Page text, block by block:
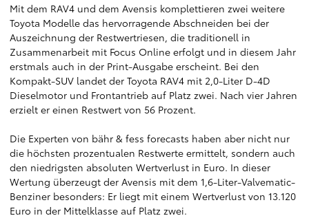
Mit dem RAV4 und dem Avensis komplettieren zwei weitere
Toyota Modelle das hervorragende Abschneiden bei der
Auszeichnung der Restwertriesen, die traditionell in
Zusammenarbeit mit Focus Online erfolgt und in diesem Jahr
erstmals auch in der Print-Ausgabe erscheint. Bei den
Kompakt-SUV landet der Toyota RAV4 mit 2,0-Liter D-4D
Dieselmotor und Frontantrieb auf Platz zwei. Nach vier Jahren
erzielt er einen Restwert von 56 Prozent.
Die Experten von bähr & fess forecasts haben aber nicht nur
die höchsten prozentualen Restwerte ermittelt, sondern auch
den niedrigsten absoluten Wertverlust in Euro. In dieser
Wertung überzeugt der Avensis mit dem 1,6-Liter-Valvematic-
Benziner besonders: Er liegt mit einem Wertverlust von 13.120
Euro in der Mittelklasse auf Platz zwei.